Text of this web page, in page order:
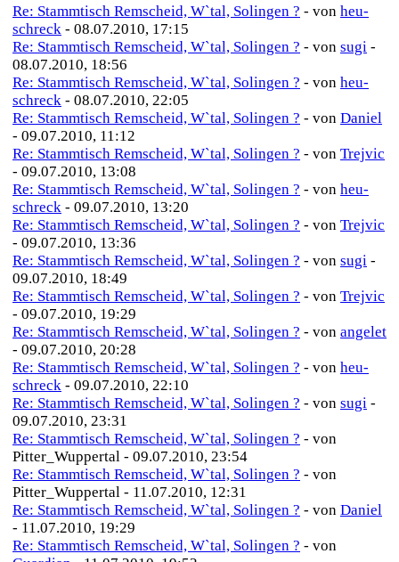
Re: Stammtisch Remscheid, W`tal, Solingen ? - von heu-
schreck - 08.07.2010, 17:15
Re: Stammtisch Remscheid, W`tal, Solingen ? - von sugi -
08.07.2010, 18:56
Re: Stammtisch Remscheid, W`tal, Solingen ? - von heu-
schreck - 08.07.2010, 22:05
Re: Stammtisch Remscheid, W`tal, Solingen ? - von Daniel
- 09.07.2010, 11:12
Re: Stammtisch Remscheid, W`tal, Solingen ? - von Trejvic
- 09.07.2010, 13:08
Re: Stammtisch Remscheid, W`tal, Solingen ? - von heu-
schreck - 09.07.2010, 13:20
Re: Stammtisch Remscheid, W`tal, Solingen ? - von Trejvic
- 09.07.2010, 13:36
Re: Stammtisch Remscheid, W`tal, Solingen ? - von sugi -
09.07.2010, 18:49
Re: Stammtisch Remscheid, W`tal, Solingen ? - von Trejvic
- 09.07.2010, 19:29
Re: Stammtisch Remscheid, W`tal, Solingen ? - von angelet
- 09.07.2010, 20:28
Re: Stammtisch Remscheid, W`tal, Solingen ? - von heu-
schreck - 09.07.2010, 22:10
Re: Stammtisch Remscheid, W`tal, Solingen ? - von sugi -
09.07.2010, 23:31
Re: Stammtisch Remscheid, W`tal, Solingen ? - von
Pitter_Wuppertal - 09.07.2010, 23:54
Re: Stammtisch Remscheid, W`tal, Solingen ? - von
Pitter_Wuppertal - 11.07.2010, 12:31
Re: Stammtisch Remscheid, W`tal, Solingen ? - von Daniel
- 11.07.2010, 19:29
Re: Stammtisch Remscheid, W`tal, Solingen ? - von